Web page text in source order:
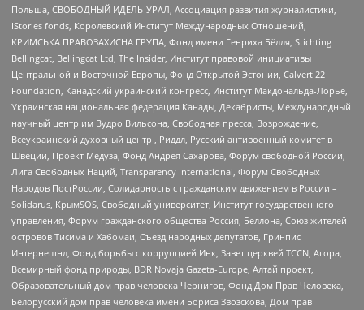
Польша, СВОБОДНЫЙ ИДЕЛЬ-УРАЛ, Ассоциация развития журналистики,
IStories fonds, Королевский Институт Международных Отношений,
КРИМСЬКА ПРАВОЗАХИСНА ГРУПА, Фонд имени Генриха Бёлля, Stichting
Bellingcat, Bellingcat Ltd, The Insider, Институт правовой инициативы
Центральной и Восточной Европы, Фонд Открытой Эстонии, Calvert 22
Foundation, Канадский украинский конгресс, Институт Макдональда-Лорье,
Украинская национальная федерация Канады, Декабристы, Международный
научный центр им Вудро Вильсона, Свободная пресса, Возрождение,
Всеукраинский духовный центр , Риддл, Русский антивоенный комитет в
Швеции, Проект Медуза, Фонд Андрея Сахарова, Форум свободной России,
Лига Свободных Наций, Transparеncy International, Форум Свободных
Народов ПостРоссии, Солидарность с гражданским движением в России –
Solidarus, КрымSOS, Свободный университет, Институт государственного
управления, Форум гражданского общества Россия, Беллона, Союз жителей
островов Тисима и Хабомаи, Съезд народных депутатов, Гринпис
Интернешнл, Фонд борьбы с коррупцией Инк, Завет церквей TCCN, Агора,
Всемирный фонд природы, BDR Novaja Gazeta-Europe, Алтай проект,
Образовательный дом прав человека Чернигов, Фонд Дом Прав Человека,
Белорусский дом прав человека имени Бориса Звозскова, Дом прав